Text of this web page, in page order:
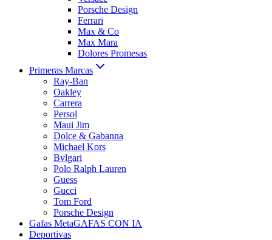
Porsche Design
Ferrari
Max & Co
Max Mara
Dolores Promesas
Primeras Marcas
Ray-Ban
Oakley
Carrera
Persol
Maui Jim
Dolce & Gabanna
Michael Kors
Bvlgari
Polo Ralph Lauren
Guess
Gucci
Tom Ford
Porsche Design
Gafas MetaGAFAS CON IA
Deportivas